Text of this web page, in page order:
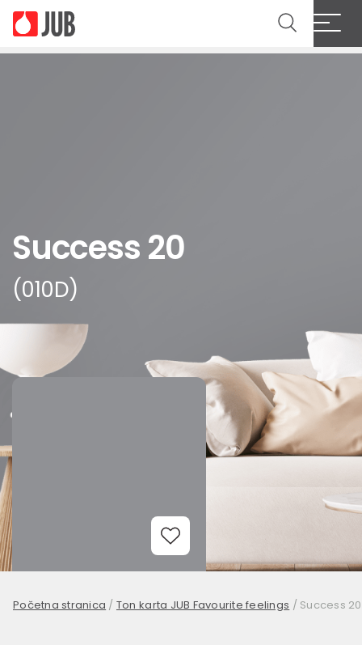
Success 20
(010D)
Add to Wishlist
Početna stranica / Ton karta JUB Favourite feelings / Success 20